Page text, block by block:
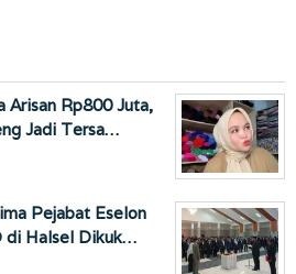
Arisan Rp800 Juta,
Jadi Tersa…
Pejabat Eselon
di Halsel Dikuk…